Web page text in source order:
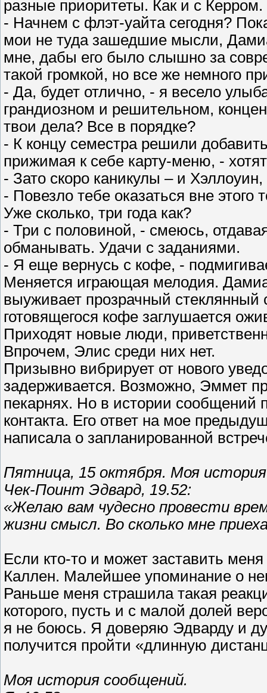
разные приоритеты. Как и с
- Начнем с флэт-уайта сегодня?
мои не туда зашедшие мысли,
мне, дабы его было слышно за
такой громкой, но все же немного
- Да, будет отлично, - я весело
грандиозном и решительном,
твои дела? Все в порядке?
- К концу семестра решили
прижимая к себе карту-меню, -
- Зато скоро каникулы – и
- Повезло тебе оказаться вне этого
Уже сколько, три года как?
- Три с половиной, - смеюсь,
обманывать. Удачи с заданиями.
- Я еще вернусь с кофе, -
Меняется играющая мелодия.
выуживает прозрачный стеклянный
готовящегося кофе заглушается
Приходят новые люди,
Впрочем, Элис среди них нет.
Призывно вибрирует от нового
задерживается. Возможно, Эммет
пекарнях. Но в истории сообщений
контакта. Его ответ на мое
написала о запланированной
Пятница, 15 октября. Моя
Чек-Поинт Эдвард, 19.52:
«Желаю вам чудесно провести
жизни смысл. Во сколько мне
Если кто-то и может заставить
Каллен. Малейшее упоминание о
Раньше меня страшила такая
которого, пусть и с малой долей
я не боюсь. Я доверяю Эдварду и
получится пройти «длинную
Моя история сообщений.